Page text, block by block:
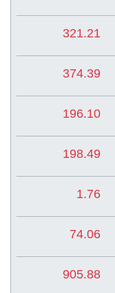
321.21
374.39
196.10
198.49
1.76
74.06
905.88